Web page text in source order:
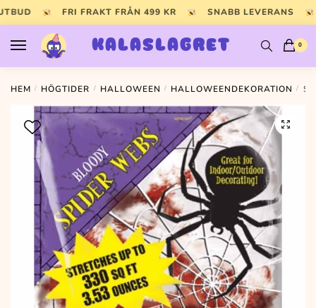
Skip
to
navigation
Skip
to
content
FRI FRAKT FRÅN 499 KR SNABB LEVERANS
KALASLAGRET 0
HEM / HÖGTIDER / HALLOWEEN / HALLOWEENDEKORATION /
🔍